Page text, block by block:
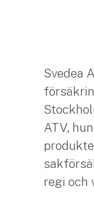
Svedea
ATV,
regi och